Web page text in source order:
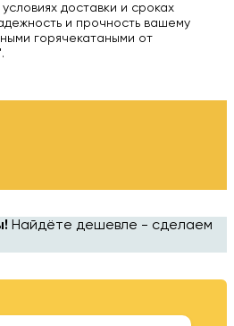
доставки и сроках
и прочность вашему
горячекатаными от
Найдёте дешевле - сделаем